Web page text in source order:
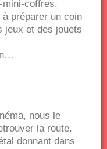
coffres.
préparer un coin
jeux et des jouets
nous le
la route.
donnant dans